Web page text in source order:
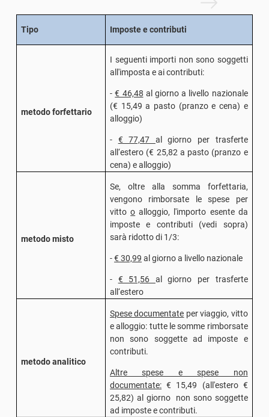
Tipo Imposte e contributi
metodo forfettario
I seguenti importi non sono soggetti
all'imposta e ai contributi:
-€ 46,48 al giorno a livello nazionale
(€ 15,49 a pasto (pranzo e cena) e
alloggio)
- € 77,47 al giorno per trasferte
all‘estero (€ 25,82 a pasto (pranzo e
cena) e alloggio)
metodo misto
Se, oltre alla somma forfettaria,
vengono rimborsate le spese per
vittoo alloggio, l'importo esente da
imposte e contributi (vedi sopra)
sarà ridotto di 1/3:
-€ 30,99 al giorno a livello nazionale
- € 51,56 al giorno per trasferte
all‘estero
metodo analitico
Spese documentate per viaggio, vitto
e alloggio: tutte le somme rimborsate
non sono soggette ad imposte e
contributi.
Altre spese e spese non
documentate: € 15,49 (all'estero €
25,82) al giorno non sono soggette
ad imposte e contributi.